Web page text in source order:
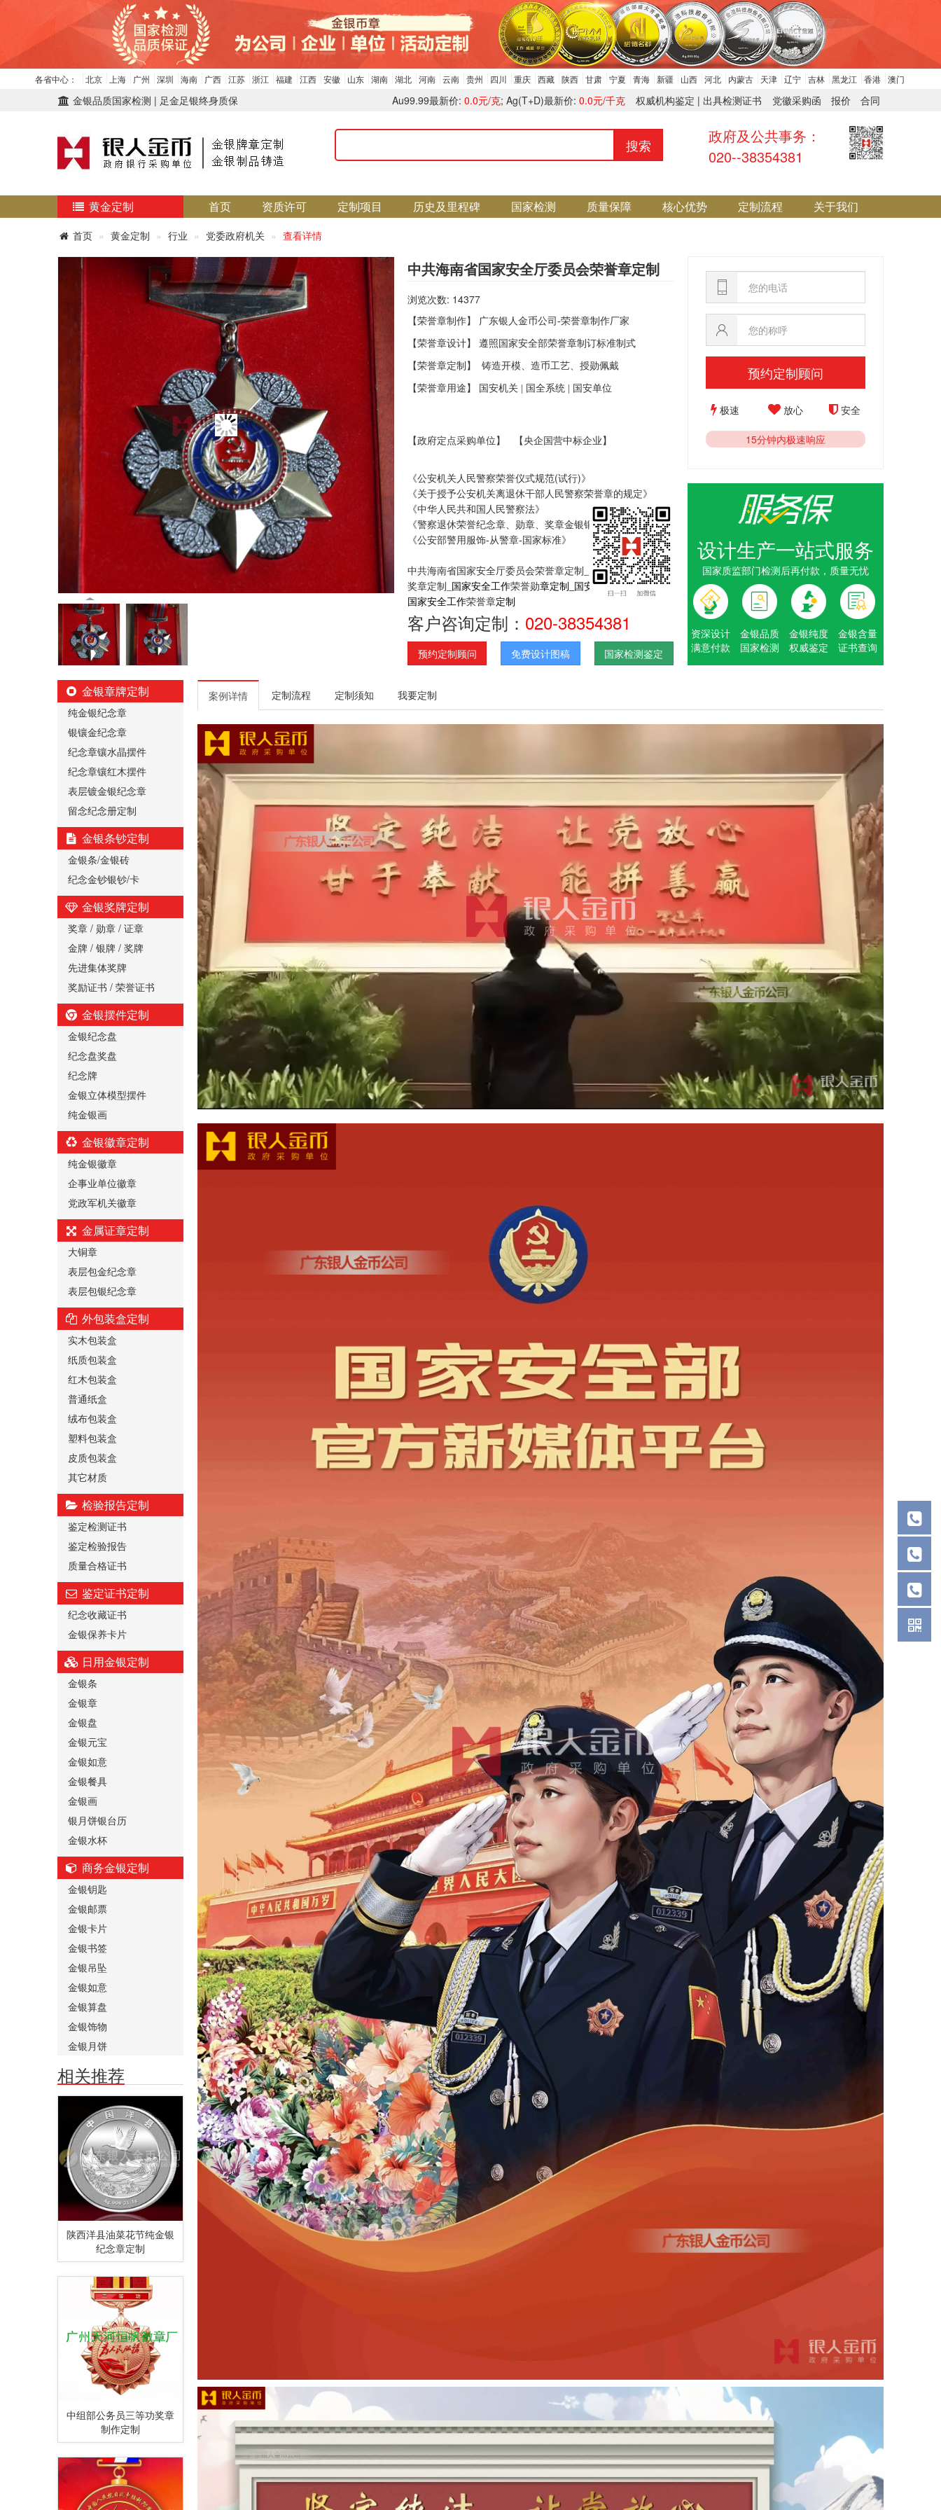
各省中心： 北京 上海 广州 深圳 海南 广西 江苏 浙江 福建 江西 安徽 山东 湖南 湖北 河南 云南 贵州 四川 重庆 西藏 陕西 甘肃 宁夏 青海 新疆 山西 河北 内蒙古 天津 辽宁 吉林 黑龙江 香港 澳门
金银品质国家检测 | 足金足银终身质保 党徽采购函 报价 合同
权威机构鉴定 | 出具检测证书
Au99.99最新价: 0.0元/克; Ag(T+D)最新价: 0.0元/千克
搜索
政府及公共事务：
020--38354381
黄金定制 首页 资质许可 定制项目 历史及里程碑 国家检测 质量保障 核心优势 定制流程 关于我们
首页 黄金定制 行业 党委政府机关 查看详情
中共海南省国家安全厅委员会荣誉章定制
浏览次数: 14377
【荣誉章制作】 广东银人金币公司-荣誉章制作厂家
【荣誉章设计】 遵照国家安全部荣誉章制订标准制式
【荣誉章定制】 铸造开模、 造币工艺、授勋佩戴
【荣誉章用途】 国安机关 | 国全系统 | 国安单位
【政府定点采购单位】 【央企国营中标企业】
《公安机关人民警察荣誉仪式规范(试行)》
《关于授予公安机关离退休干部人民警察荣誉章的规定》
《中华人民共和国人民警察法》
《警察退休荣誉纪念章、勋章、奖章金银铜评选标准和要求》
《公安部警用服饰-从警章-国家标准》
中共海南省国家安全厅委员会荣誉章定制_ 国家安全工作 荣誉
奖章定制_
国家安全工作荣誉勋章定制_国安干警荣誉章定制_
国家安全工作荣誉章定制
客户咨询定制： 020-38354381
预约定制顾问 免费设计图稿 国家检测鉴定
预约定制顾问
极速 放心 安全
15分钟内极速响应
设计生产一站式服务
国家质监部门检测后再付款，质量无忧
资深设计
满意付款
金银品质
国家检测
金银纯度
权威鉴定
金银含量
证书查询
金银章牌定制
纯金银纪念章
银镶金纪念章
纪念章镶水晶摆件
纪念章镶红木摆件
表层镀金银纪念章
留念纪念册定制
金银条钞定制
金银条/金银砖
纪念金钞银钞/卡
金银奖牌定制
奖章 / 勋章 / 证章
金牌 / 银牌 / 奖牌
先进集体奖牌
奖励证书 / 荣誉证书
金银摆件定制
金银纪念盘
纪念盘奖盘
纪念牌
金银立体模型摆件
纯金银画
金银徽章定制
纯金银徽章
企事业单位徽章
党政军机关徽章
金属证章定制
大铜章
表层包金纪念章
表层包银纪念章
外包装盒定制
实木包装盒
纸质包装盒
红木包装盒
普通纸盒
绒布包装盒
塑料包装盒
皮质包装盒
其它材质
检验报告定制
鉴定检测证书
鉴定检验报告
质量合格证书
鉴定证书定制
纪念收藏证书
金银保养卡片
日用金银定制
金银条
金银章
金银盘
金银元宝
金银如意
金银餐具
金银画
银月饼银台历
金银水杯
商务金银定制
金银钥匙
金银邮票
金银卡片
金银书签
金银吊坠
金银如意
金银算盘
金银饰物
金银月饼
相关推荐
陕西洋县油菜花节纯金银
纪念章定制
中组部公务员三等功奖章
制作定制
案例详情 定制流程 定制须知 我要定制